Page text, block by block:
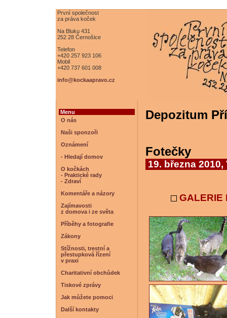
První společnost
za práva koček
Na Bluku 431
252 28 Černošice
Telefon
+420 257 923 106
Mobil
+420 737 601 008
info@kockaapravo.cz
Menu
O nás
Naši sponzoři
Oznámení
- Hledají domov
O kočkách
- Praktické rady
- Zdraví
Komentáře a názory
Zajímavosti
z domova i ze světa
Příběhy a fotografie
Zákony
Stížnosti, trestní a
přestupková řízení
v praxi
Charitativní obchůdek
Tiskové zprávy
Jak můžete pomoci
Další kontakty
Depozitum
Fotečky
19. března
GALERIE